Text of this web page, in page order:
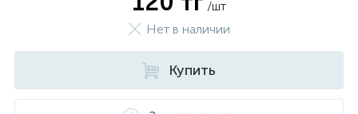
/шт
Нет в наличии
Купить